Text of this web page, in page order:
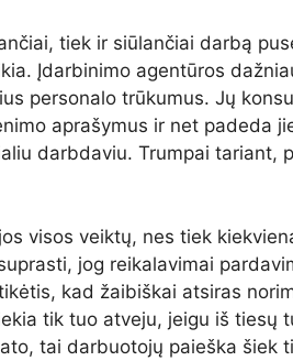
tiek ir siūlančiai darbą
Įdarbinimo agentūros
personalo trūkumus. Jų
aprašymus ir net padeda
darbdaviu. Trumpai tariant,
visos veiktų, nes tiek
jog reikalavimai
kad žaibiškai atsiras
tik tuo atveju, jeigu iš tiesų
tai darbuotojų paieška šiek